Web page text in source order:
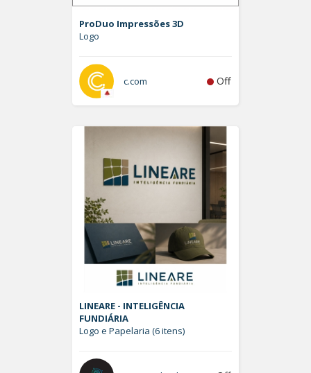
ProDuo Impressões 3D
Logo
c.com Off
LINEARE - INTELIGÊNCIA
FUNDIÁRIA
Logo e Papelaria (6 itens)